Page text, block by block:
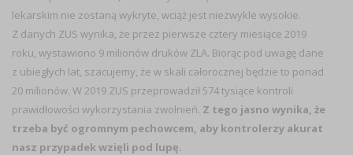
lekarskim nie zostaną wykryte, wciąż jest niezwykle wysokie.
Z danych ZUS wynika, że przez pierwsze cztery miesiące 2019
roku, wystawiono 9 milionów druków ZLA. Biorąc pod uwagę dane
z ubiegłych lat, szacujemy, że w skali całorocznej będzie to ponad
20 milionów. W 2019 ZUS przeprowadził 574 tysiące kontroli
prawidłowości wykorzystania zwolnień. Z tego jasno wynika, że
trzeba być ogromnym pechowcem, aby kontrolerzy akurat
nasz przypadek wzięli pod lupę.